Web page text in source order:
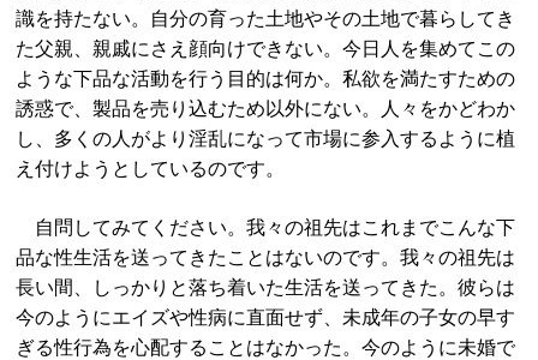
識を持たない。自分の育った土地やその土地で暮らしてき
た父親、親戚にさえ顔向けできない。今日人を集めてこの
ような下品な活動を行う目的は何か。私欲を満たすための
誘惑で、製品を売り込むため以外にない。人々をかどわか
し、多くの人がより淫乱になって市場に参入するように植
え付けようとしているのです。
自問してみてください。我々の祖先はこれまでこんな下
品な性生活を送ってきたことはないのです。我々の祖先は
長い間、しっかりと落ち着いた生活を送ってきた。彼らは
今のようにエイズや性病に直面せず、未成年の子女の早す
ぎる性行為を心配することはなかった。今のように未婚で